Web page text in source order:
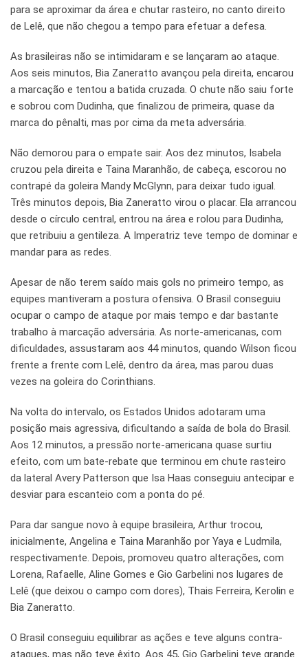
para se aproximar da área e chutar rasteiro, no canto direito
de Lelê, que não chegou a tempo para efetuar a defesa.
As brasileiras não se intimidaram e se lançaram ao ataque.
Aos seis minutos, Bia Zaneratto avançou pela direita, encarou
a marcação e tentou a batida cruzada. O chute não saiu forte
e sobrou com Dudinha, que finalizou de primeira, quase da
marca do pênalti, mas por cima da meta adversária.
Não demorou para o empate sair. Aos dez minutos, Isabela
cruzou pela direita e Taina Maranhão, de cabeça, escorou no
contrapé da goleira Mandy McGlynn, para deixar tudo igual.
Três minutos depois, Bia Zaneratto virou o placar. Ela arrancou
desde o círculo central, entrou na área e rolou para Dudinha,
que retribuiu a gentileza. A Imperatriz teve tempo de dominar e
mandar para as redes.
Apesar de não terem saído mais gols no primeiro tempo, as
equipes mantiveram a postura ofensiva. O Brasil conseguiu
ocupar o campo de ataque por mais tempo e dar bastante
trabalho à marcação adversária. As norte-americanas, com
dificuldades, assustaram aos 44 minutos, quando Wilson ficou
frente a frente com Lelê, dentro da área, mas parou duas
vezes na goleira do Corinthians.
Na volta do intervalo, os Estados Unidos adotaram uma
posição mais agressiva, dificultando a saída de bola do Brasil.
Aos 12 minutos, a pressão norte-americana quase surtiu
efeito, com um bate-rebate que terminou em chute rasteiro
da lateral Avery Patterson que Isa Haas conseguiu antecipar e
desviar para escanteio com a ponta do pé.
Para dar sangue novo à equipe brasileira, Arthur trocou,
inicialmente, Angelina e Taina Maranhão por Yaya e Ludmila,
respectivamente. Depois, promoveu quatro alterações, com
Lorena, Rafaelle, Aline Gomes e Gio Garbelini nos lugares de
Lelê (que deixou o campo com dores), Thais Ferreira, Kerolin e
Bia Zaneratto.
O Brasil conseguiu equilibrar as ações e teve alguns contra-
ataques, mas não teve êxito. Aos 45, Gio Garbelini teve grande